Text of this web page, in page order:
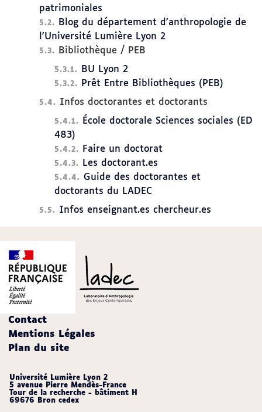
patrimoniales
Blog du département d'anthropologie de
l'Université Lumière Lyon 2
Bibliothèque / PEB
BU Lyon 2
Prêt Entre Bibliothèques (PEB)
Infos doctorantes et doctorants
École doctorale Sciences sociales (ED
483)
Faire un doctorat
Les doctorant.es
Guide des doctorantes et
doctorants du LADEC
Infos enseignant.es chercheur.es
Contact
Mentions Légales
Plan du site
Université Lumière Lyon 2
5 avenue Pierre Mendès-France
Tour de la recherche - bâtiment H
69676 Bron cedex